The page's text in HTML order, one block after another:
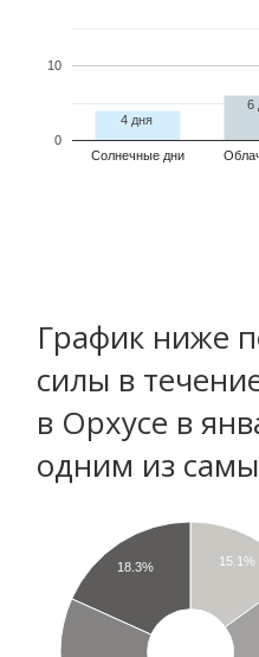
Солнечные дни
0
10
4 дня
6
График ниже
силы в
в Орхусе в
одним из
15.1%
18.3%